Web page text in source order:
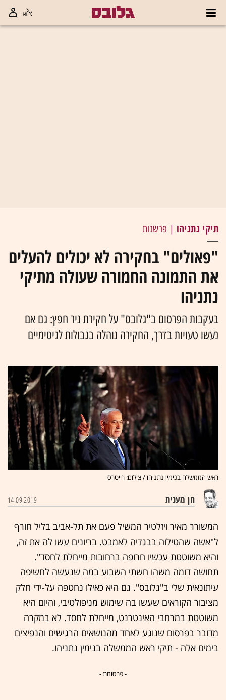
תיקי נתניהו | פרשנות
"פאולים" בחקירה לא יכולים להעלים
את התמונה החמורה שעולה מתיקי
נתניהו
בעקבות הפרסום ב"גלובס" על חקירת ניר חפץ: גם אם
נעשו טעויות בדרך, החקירה נוהלה בגבולות לגיטימיים
ראש הממשלה בנימין נתניהו / צילום: רויטרס
חן מענית 14.09.2019
המשורר מאיר ויזלטיר המשיל פעם את תל-אביב בליל חורף
ל"אשה שהטילוה בבגדיה לאמבט. בריונים עשו לה את זה,
והיא משוטטת עכשיו חרופה ברחובות מייחלת לחסד".
תחושה דומה משהו חשתי השבוע במה שנעשה לחשיפה
עיתונאית שלי ב"גלובס". גם היא כאילו נחטפה על-ידי חלק
מציבור הקוראים שעשו בה שימוש מניפולטיבי, והיום היא
משוטטת במרחבי האינטרנט, מייחלת לחסד. לא במקרה
מדובר בפרסום שנוגע לאחד מהנושאים הרגישים והנפיצים
בימים אלה - תיקי ראש הממשלה בנימין נתניהו.
- פרסומת -